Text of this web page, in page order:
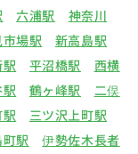
六浦駅
神奈川
場駅
新高島駅
平沼橋駅
西横
鶴ヶ峰駅
二俣
三ツ沢上町駅
駅
伊勢佐木長者